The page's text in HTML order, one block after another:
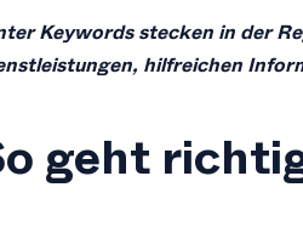
Keywords stecken in der
hilfreichen
geht